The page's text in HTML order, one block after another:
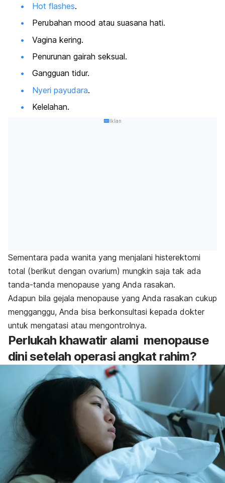
Hot flashes.
Perubahan mood atau suasana hati.
Vagina kering.
Penurunan gairah seksual.
Gangguan tidur.
Nyeri payudara.
Kelelahan.
Iklan
Sementara pada wanita yang menjalani histerektomi
total (berikut dengan ovarium) mungkin saja tak ada
tanda-tanda menopause yang Anda rasakan.
Adapun bila gejala menopause yang Anda rasakan cukup
mengganggu, Anda bisa berkonsultasi kepada dokter
untuk mengatasi atau mengontrolnya.
Perlukah khawatir alami menopause
dini setelah operasi angkat rahim?